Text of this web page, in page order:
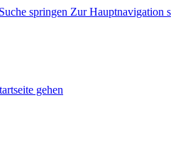
springen Zur Hauptnavigation